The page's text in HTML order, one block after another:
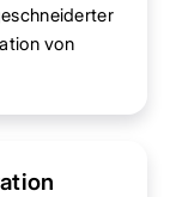
von